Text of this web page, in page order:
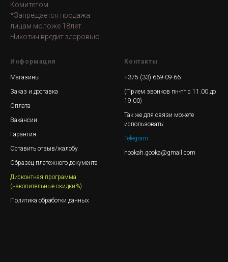
Комитетом.
*Запрещается продажа
лицам моложе 18лет.
Никотин вредит здоровью.
Информация
Магазины
Заказ и доставка
Оплата
Вакансии
Гарантия
Оставить отзыв/жалобу
Образец платежного документа
Дисконтная программа
(накопительные скидки%)
Политика обработки данных
Контакты
+375 (33) 669-09-66
(Прием звонков пн-пт с 11.00 до
19.00)
Так же для связи можете
использовать:
Telegram
hookah.gooka@gmail.com